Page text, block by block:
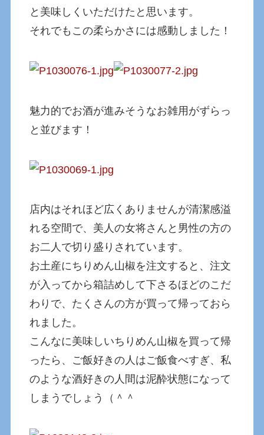
と美味しくいただけたと思います。
それでもこの柔らかさには感動しました！
魅力的でお酒が進みそうなお雑用がずらっ
と並びます！
店内はそれほど広くありませんが清潔感溢
れる空間で、美人の女将さんと男性の方の
お二人で切り盛りされています。
お土産にちりめん山椒を注文すると、注文
が入ってから箱詰めして下さるほどのこだ
わりで、たくさんの方が買って帰っておら
れました。
こんなに美味しいちりめん山椒を買って帰
ったら、ご飯好きの人はご飯食べすぎ、私
のような酒好きの人間は泥酔状態になって
しまうでしょう（＾＾